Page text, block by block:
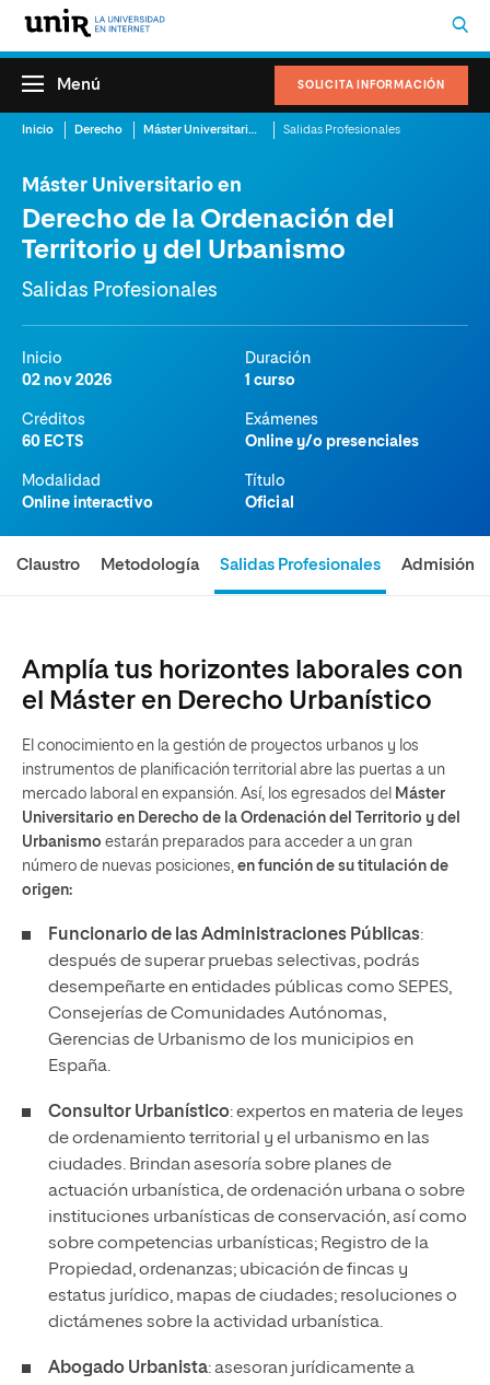
SOLICITA INFORMACIÓN
Menú
Inicio Derecho Máster Universitario en Derecho de la Ordenación del Territorio y del Urbanismo Salidas Profesionales
Máster Universitario en
Derecho de la Ordenación del
Territorio y del Urbanismo
Salidas Profesionales
Inicio
02 nov 2026
Duración
1 curso
Créditos
60 ECTS
Exámenes
Online y/o presenciales
Modalidad
Online interactivo
Título
Oficial
Claustro Metodología Salidas Profesionales Admisión
Amplía tus horizontes laborales con
el Máster en Derecho Urbanístico
El conocimiento en la gestión de proyectos urbanos y los
instrumentos de planificación territorial abre las puertas a un
mercado laboral en expansión. Así, los egresados del Máster
Universitario en Derecho de la Ordenación del Territorio y del
Urbanismo estarán preparados para acceder a un gran
número de nuevas posiciones, en función de su titulación de
origen:
Funcionario de las Administraciones Públicas:
después de superar pruebas selectivas, podrás
desempeñarte en entidades públicas como SEPES,
Consejerías de Comunidades Autónomas,
Gerencias de Urbanismo de los municipios en
España.
Consultor Urbanístico: expertos en materia de leyes
de ordenamiento territorial y el urbanismo en las
ciudades. Brindan asesoría sobre planes de
actuación urbanística, de ordenación urbana o sobre
instituciones urbanísticas de conservación, así como
sobre competencias urbanísticas; Registro de la
Propiedad, ordenanzas; ubicación de fincas y
estatus jurídico, mapas de ciudades; resoluciones o
dictámenes sobre la actividad urbanística.
Abogado Urbanista: asesoran jurídicamente a